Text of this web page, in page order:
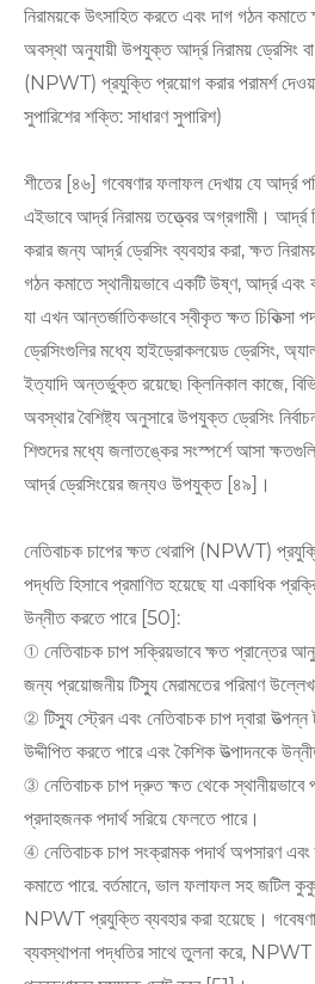
নিরাময়কে উৎসাহিত করতে এবং দাগ গঠন কমাতে
অবস্থা অনুযায়ী উপযুক্ত আর্দ্র নিরাময় ড্রেসিং বা
(NPWT) প্রযুক্তি প্রয়োগ করার পরামর্শ
সুপারিশের শক্তি: সাধারণ সুপারিশ)
শীতের [৪৬] গবেষণার ফলাফল দেখায় যে আর্দ্র
এইভাবে আর্দ্র নিরাময় তত্ত্বের অগ্রগামী।
করার জন্য আর্দ্র ড্রেসিং ব্যবহার করা, ক্ষত
গঠন কমাতে স্থানীয়ভাবে একটি উষ্ণ, আর্দ্র এবং
যা এখন আন্তর্জাতিকভাবে স্বীকৃত ক্ষত চিকিত্সা
ড্রেসিংগুলির মধ্যে হাইড্রোকলয়েড ড্রেসিং,
ইত্যাদি অন্তর্ভুক্ত রয়েছে৷ ক্লিনিকাল কাজে,
অবস্থার বৈশিষ্ট্য অনুসারে উপযুক্ত ড্রেসিং
শিশুদের মধ্যে জলাতঙ্কের সংস্পর্শে আসা
আর্দ্র ড্রেসিংয়ের জন্যও উপযুক্ত [৪৯]।
নেতিবাচক চাপের ক্ষত থেরাপি (NPWT)
পদ্ধতি হিসাবে প্রমাণিত হয়েছে যা একাধিক
উন্নীত করতে পারে [50]:
① নেতিবাচক চাপ সক্রিয়ভাবে ক্ষত প্রান্তের
জন্য প্রয়োজনীয় টিস্যু মেরামতের পরিমাণ
② টিস্যু স্ট্রেন এবং নেতিবাচক চাপ দ্বারা উত্পন্ন
উদ্দীপিত করতে পারে এবং কৈশিক উত্পাদনকে
③ নেতিবাচক চাপ দ্রুত ক্ষত থেকে স্থানীয়ভাবে
প্রদাহজনক পদার্থ সরিয়ে ফেলতে পারে।
④ নেতিবাচক চাপ সংক্রামক পদার্থ অপসারণ
কমাতে পারে. বর্তমানে, ভাল ফলাফল সহ জটিল
NPWT প্রযুক্তি ব্যবহার করা হয়েছে।
ব্যবস্থাপনা পদ্ধতির সাথে তুলনা করে, NPWT